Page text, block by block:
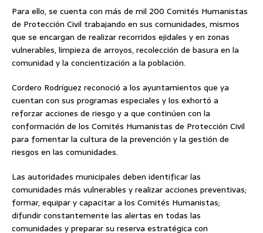
Para ello, se cuenta con más de mil 200 Comités Humanistas
de Protección Civil trabajando en sus comunidades, mismos
que se encargan de realizar recorridos ejidales y en zonas
vulnerables, limpieza de arroyos, recolección de basura en la
comunidad y la concientización a la población.
Cordero Rodríguez reconoció a los ayuntamientos que ya
cuentan con sus programas especiales y los exhortó a
reforzar acciones de riesgo y a que continúen con la
conformación de los Comités Humanistas de Protección Civil
para fomentar la cultura de la prevención y la gestión de
riesgos en las comunidades.
Las autoridades municipales deben identificar las
comunidades más vulnerables y realizar acciones preventivas;
formar, equipar y capacitar a los Comités Humanistas;
difundir constantemente las alertas en todas las
comunidades y preparar su reserva estratégica con